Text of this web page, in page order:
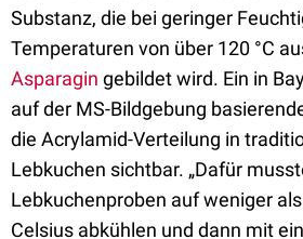
Substanz, die bei geringer
Temperaturen von über 120 °C
Asparagin gebildet wird. Ein in
auf der MS-Bildgebung
die Acrylamid-Verteilung in
Lebkuchen sichtbar. „Dafür
Lebkuchenproben auf weniger
Celsius abkühlen und dann mit